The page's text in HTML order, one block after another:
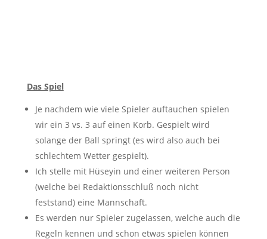
Das Spiel
Je nachdem wie viele Spieler auftauchen spielen
wir ein 3 vs. 3 auf einen Korb. Gespielt wird
solange der Ball springt (es wird also auch bei
schlechtem Wetter gespielt).
Ich stelle mit Hüseyin und einer weiteren Person
(welche bei Redaktionsschluß noch nicht
feststand) eine Mannschaft.
Es werden nur Spieler zugelassen, welche auch die
Regeln kennen und schon etwas spielen können